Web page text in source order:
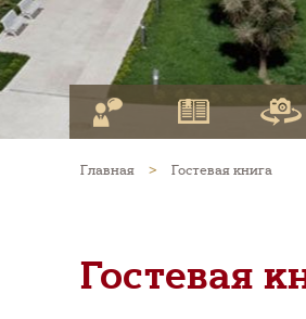
Главная > Гостевая книга
Гостевая